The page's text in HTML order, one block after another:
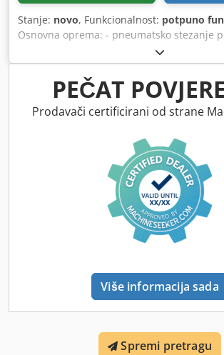
Stanje: novo, Funkcionalnost: potpuno
Osnovna oprema: - pneumatsko stezanje
vanjska stezna cilindra - vođenje pila na 2
linearne vodilice - uređaj za odsisavanje
sustav za otprašivanje, promjer priključka
list pile, promjer 200 mm - Prednja
širina 250 mm, fiksno montirana, kod
mm Visina rezanja furnirskog paketa: 32
motor: 2,2 kW Radni napon: 230/400 V
Rezokr Art. br. 0174200
PEČAT
Prodavači certificirani od strane
Više informacija sada
Spremi pretragu